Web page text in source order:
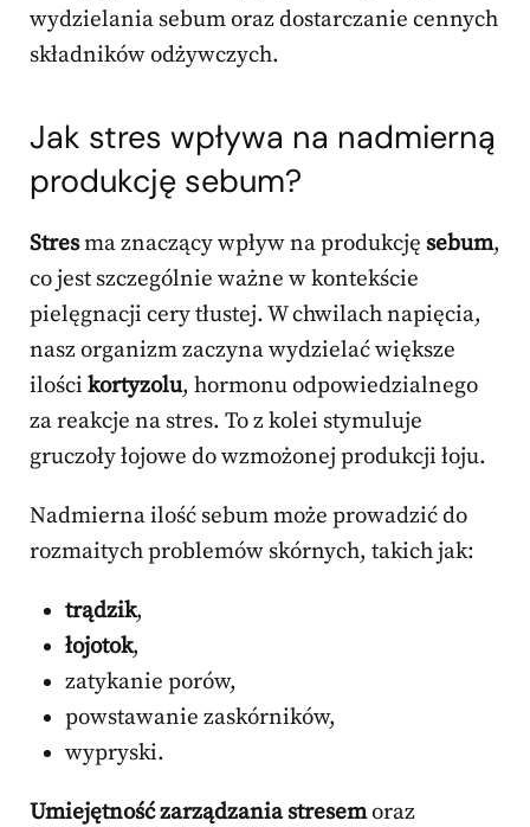
wydzielania sebum oraz dostarczanie cennych
składników odżywczych.
Jak stres wpływa na nadmierną
produkcję sebum?
Stresma znaczący wpływ na produkcję sebum,
co jest szczególnie ważne w kontekście
pielęgnacji cery tłustej. W chwilach napięcia,
nasz organizm zaczyna wydzielać większe
ilości kortyzolu, hormonu odpowiedzialnego
za reakcje na stres. To z kolei stymuluje
gruczoły łojowe do wzmożonej produkcji łoju.
Nadmierna ilość sebum może prowadzić do
rozmaitych problemów skórnych, takich jak:
trądzik,
łojotok,
zatykanie porów,
powstawanie zaskórników,
wypryski.
Umiejętność zarządzania stresemoraz